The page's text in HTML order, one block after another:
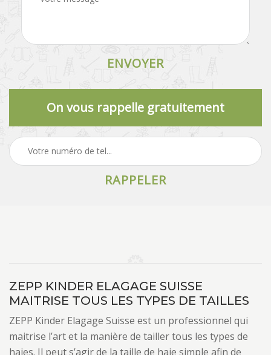
On vous rappelle gratuitement
ZEPP KINDER ELAGAGE SUISSE
MAITRISE TOUS LES TYPES DE TAILLES
ZEPP Kinder Elagage Suisse est un professionnel qui
maitrise l’art et la manière de tailler tous les types de
haies. Il peut s’agir de la taille de haie simple afin de